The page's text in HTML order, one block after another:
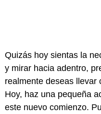
Quizás hoy sientas la
y mirar hacia adentro,
realmente deseas llevar
Hoy, haz una pequeña
este nuevo comienzo.